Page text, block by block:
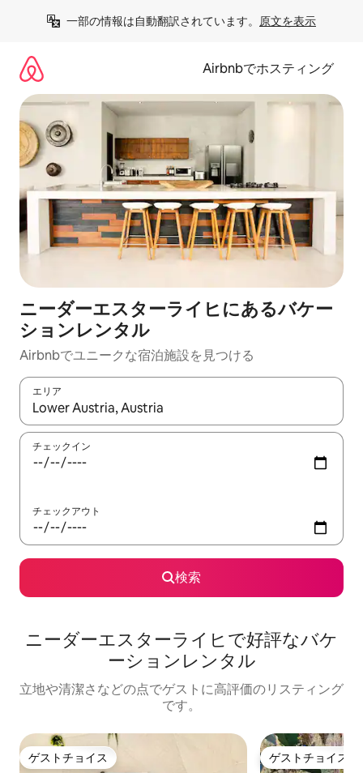
一部の情報は自動翻訳されています。 原文を表示
Airbnbでホスティング
ニーダーエスターライヒにあるバケー
ションレンタル
Airbnbでユニークな宿泊施設を見つける
エリア
検索結果が表示されたら、上下の矢印キーを使って移動するか
チェックイン
チェックアウト
検索
ニーダーエスターライヒで好評なバケ
ーションレンタル
立地や清潔さなどの点でゲストに高評価のリスティング
です。
ゲストチョイス
ゲストチョイス ゲストチョイス
ゲストチョイス